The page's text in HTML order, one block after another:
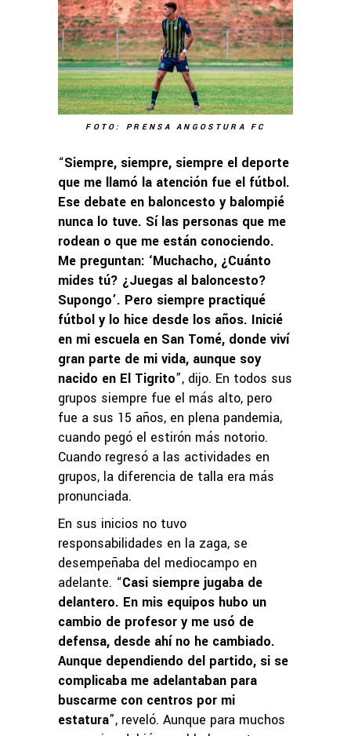
FOTO: PRENSA ANGOSTURA FC
“Siempre, siempre, siempre el deporte
que me llamó la atención fue el fútbol.
Ese debate en baloncesto y balompié
nunca lo tuve. Sí las personas que me
rodean o que me están conociendo.
Me preguntan: ‘Muchacho, ¿Cuánto
mides tú? ¿Juegas al baloncesto?
Supongo’. Pero siempre practiqué
fútbol y lo hice desde los años. Inicié
en mi escuela en San Tomé, donde viví
gran parte de mi vida, aunque soy
nacido en El Tigrito”, dijo. En todos sus
grupos siempre fue el más alto, pero
fue a sus 15 años, en plena pandemia,
cuando pegó el estirón más notorio.
Cuando regresó a las actividades en
grupos, la diferencia de talla era más
pronunciada.
En sus inicios no tuvo
responsabilidades en la zaga, se
desempeñaba del mediocampo en
adelante. “Casi siempre jugaba de
delantero. En mis equipos hubo un
cambio de profesor y me usó de
defensa, desde ahí no he cambiado.
Aunque dependiendo del partido, si se
complicaba me adelantaban para
buscarme con centros por mi
estatura”, reveló. Aunque para muchos